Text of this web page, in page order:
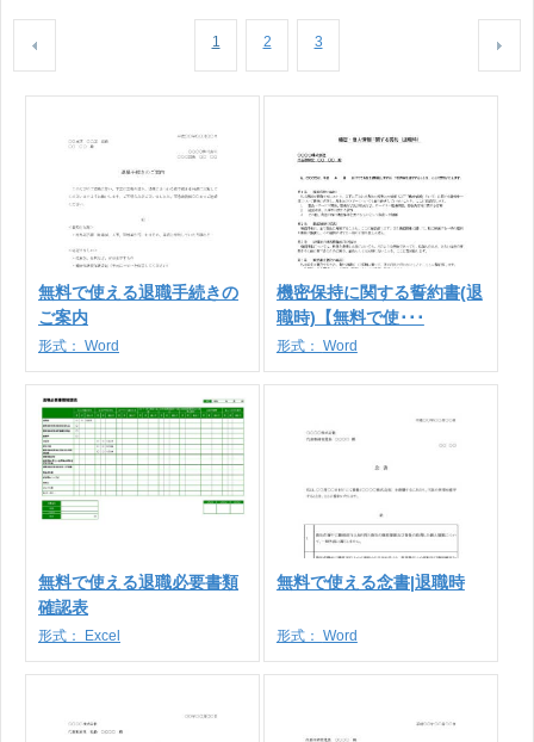
1 2 3
無料で使える退職手続きの
ご案内
形式： Word
機密保持に関する誓約書(退
職時)【無料で使･･･
形式： Word
無料で使える退職必要書類
確認表
形式： Excel
無料で使える念書|退職時
形式： Word